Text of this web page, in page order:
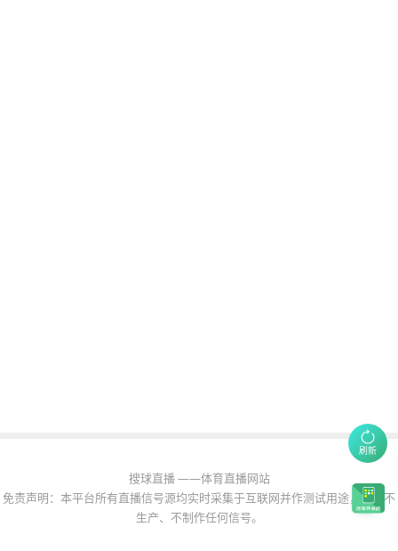
刷新
搜球直播 ——体育直播网站
免责声明：本平台所有直播信号源均实时采集于互联网并作测试用途，本站不
生产、不制作任何信号。